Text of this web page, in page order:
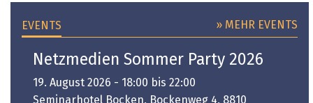
EVENTS » MEHR EVENTS
Netzmedien Sommer Party 2026
19. August 2026 - 18:00 bis 22:00
Seminarhotel Bocken, Bockenweg 4, 8810